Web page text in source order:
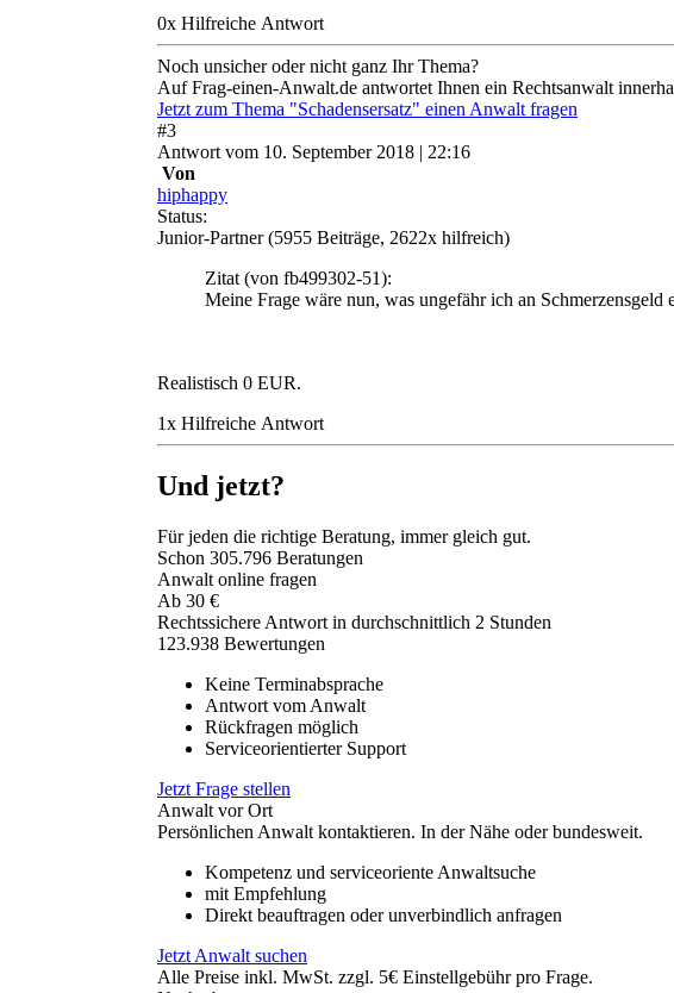
0x Hilfreiche Antwort
Noch unsicher oder nicht ganz Ihr Thema?
Auf Frag-einen-Anwalt.de antwortet Ihnen ein Rechtsanwalt
Jetzt zum Thema "Schadensersatz" einen Anwalt fragen
#3
Antwort vom 10. September 2018 | 22:16
Von
hiphappy
Status:
Junior-Partner (5955 Beiträge, 2622x hilfreich)
Zitat (von fb499302-51):
Meine Frage wäre nun, was ungefähr ich an Schmerzensgeld
Realistisch 0 EUR.
1x Hilfreiche Antwort
Und jetzt?
Für jeden die richtige Beratung, immer gleich gut.
Schon 305.796 Beratungen
Anwalt online fragen
Ab 30 €
Rechtssichere Antwort in durchschnittlich 2 Stunden
123.938 Bewertungen
Keine Terminabsprache
Antwort vom Anwalt
Rückfragen möglich
Serviceorientierter Support
Jetzt Frage stellen
Anwalt vor Ort
Persönlichen Anwalt kontaktieren. In der Nähe oder bundesweit.
Kompetenz und serviceoriente Anwaltsuche
mit Empfehlung
Direkt beauftragen oder unverbindlich anfragen
Jetzt Anwalt suchen
Alle Preise inkl. MwSt. zzgl. 5€ Einstellgebühr pro Frage.